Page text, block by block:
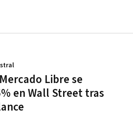
Libre se
en Wall Street tras